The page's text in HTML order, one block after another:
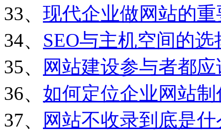
33、 现代企业做网站的重
34、 SEO与主机空间的选
35、
网站建设参与者都
36、 如何定位企业网站
37、
网站不收录到底是